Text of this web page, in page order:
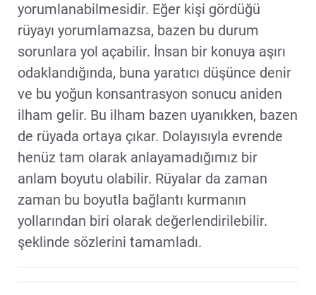
yorumlanabilmesidir. Eğer kişi gördüğü
rüyayı yorumlamazsa, bazen bu durum
sorunlara yol açabilir. İnsan bir konuya aşırı
odaklandığında, buna yaratıcı düşünce denir
ve bu yoğun konsantrasyon sonucu aniden
ilham gelir. Bu ilham bazen uyanıkken, bazen
de rüyada ortaya çıkar. Dolayısıyla evrende
henüz tam olarak anlayamadığımız bir
anlam boyutu olabilir. Rüyalar da zaman
zaman bu boyutla bağlantı kurmanın
yollarından biri olarak değerlendirilebilir.
şeklinde sözlerini tamamladı.